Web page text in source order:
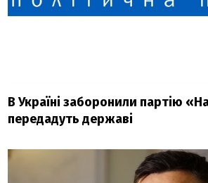
В Україні заборонили партію
передадуть державі